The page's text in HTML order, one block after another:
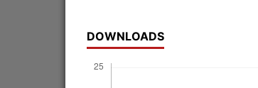
DOWNLOADS